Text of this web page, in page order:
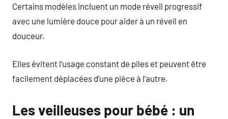
Certains modèles incluent un mode réveil progressif
avec une lumière douce pour aider à un réveil en
douceur.
Elles évitent l’usage constant de piles et peuvent être
facilement déplacées d’une pièce à l’autre.
Les veilleuses pour bébé : un